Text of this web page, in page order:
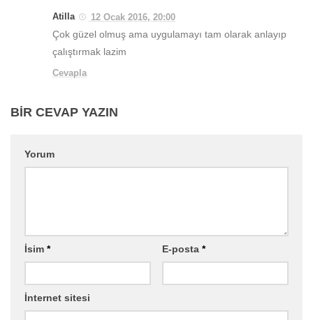
Atilla 12 Ocak 2016, 20:00
Çok güzel olmuş ama uygulamayı tam olarak anlayıp
çalıştırmak lazim
Cevapla
BIR CEVAP YAZIN
Yorum
İsim * E-posta *
İnternet sitesi